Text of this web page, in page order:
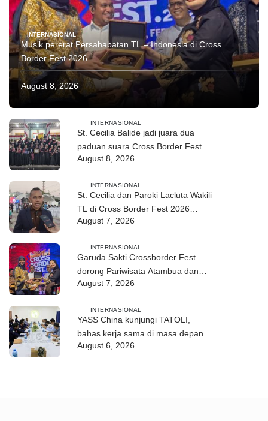
INTERNASIONAL
Musik pererat Persahabatan TL – Indonesia di Cross
Border Fest 2026
August 8, 2026
INTERNASIONAL
St. Cecilia Balide jadi juara dua
paduan suara Cross Border Fest
August 8, 2026
INTERNASIONAL
St. Cecilia dan Paroki Lacluta Wakili
TL di Cross Border Fest 2026
Atambua
August 7, 2026
INTERNASIONAL
Garuda Sakti Crossborder Fest
dorong Pariwisata Atambua dan
August 7, 2026
INTERNASIONAL
YASS China kunjungi TATOLI,
bahas kerja sama di masa depan
August 6, 2026